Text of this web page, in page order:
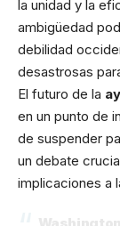
la unidad y la
ambigüedad
debilidad
desastrosas
El futuro de la
en un punto de
de suspender
un debate
implicaciones a